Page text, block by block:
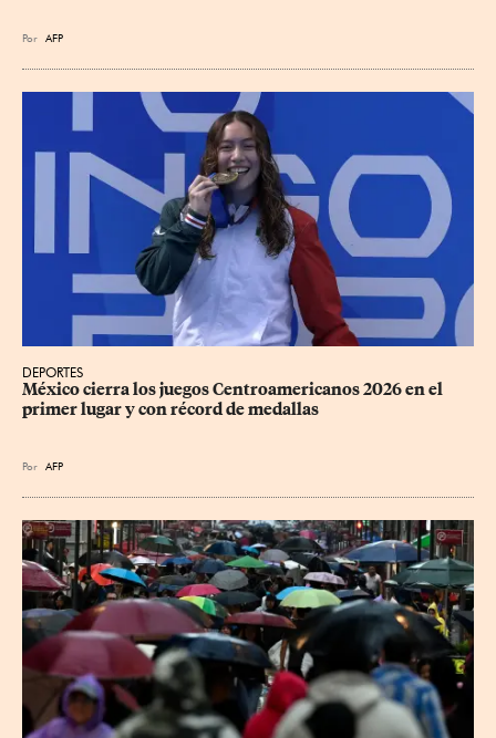
Por AFP
DEPORTES
México cierra los juegos Centroamericanos 2026 en el
primer lugar y con récord de medallas
Por AFP